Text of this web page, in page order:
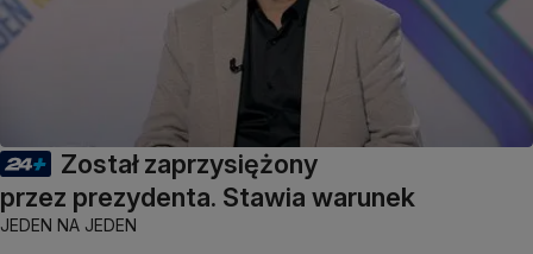
Został zaprzysiężony
przez prezydenta. Stawia warunek
JEDEN NA JEDEN